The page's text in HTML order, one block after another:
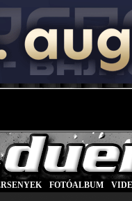
FOTÓALBUM